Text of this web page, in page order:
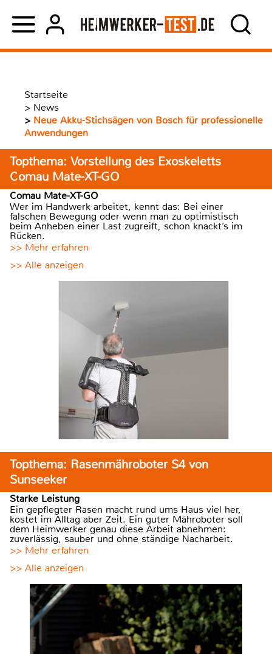
Startseite
> News
> Neue Akku-Stichsägen von Bosch für professionelle
Anwendungen
Topthema: Vorstellung des Exoskeletts
Comau Mate-XT-GO
Comau Mate-XT-GO
Wer im Handwerk arbeitet, kennt das: Bei einer
falschen Bewegung oder wenn man zu optimistisch
beim Anheben einer Last zugreift, schon knackt’s im
Rücken.
>> Mehr erfahren
>> Alle anzeigen
Topthema: Rasenmähroboter S4 von
Sunseeker
Starke Leistung
Ein gepflegter Rasen macht rund ums Haus viel her,
kostet im Alltag aber Zeit. Ein guter Mähroboter soll
dem Heimwerker genau diese Arbeit abnehmen:
zuverlässig, sauber und ohne ständige Nacharbeit.
>> Mehr erfahren
>> Alle anzeigen